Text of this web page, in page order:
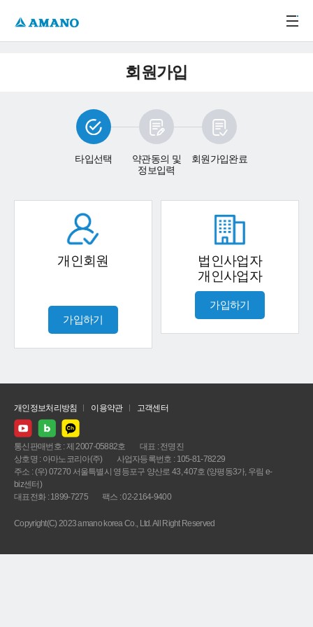
회원가입
타입선택
약관동의 및
정보입력
회원가입완료
개인회원
가입하기
법인사업자
개인사업자
가입하기
개인정보처리방침 이용약관 고객센터
통신판매번호 : 제 2007-05882호
대표 : 전명진
상호명 : 아마노코리아(주)
사업자등록번호 : 105-81-78229
주소 : (우) 07270 서울특별시 영등포구 양산로 43, 407호 (양평동3가, 우림 e-
biz센터)
대표전화 : 1899-7275
팩스 : 02-2164-9400
Copyright(C) 2023 amano korea Co., Ltd. All Right Reserved